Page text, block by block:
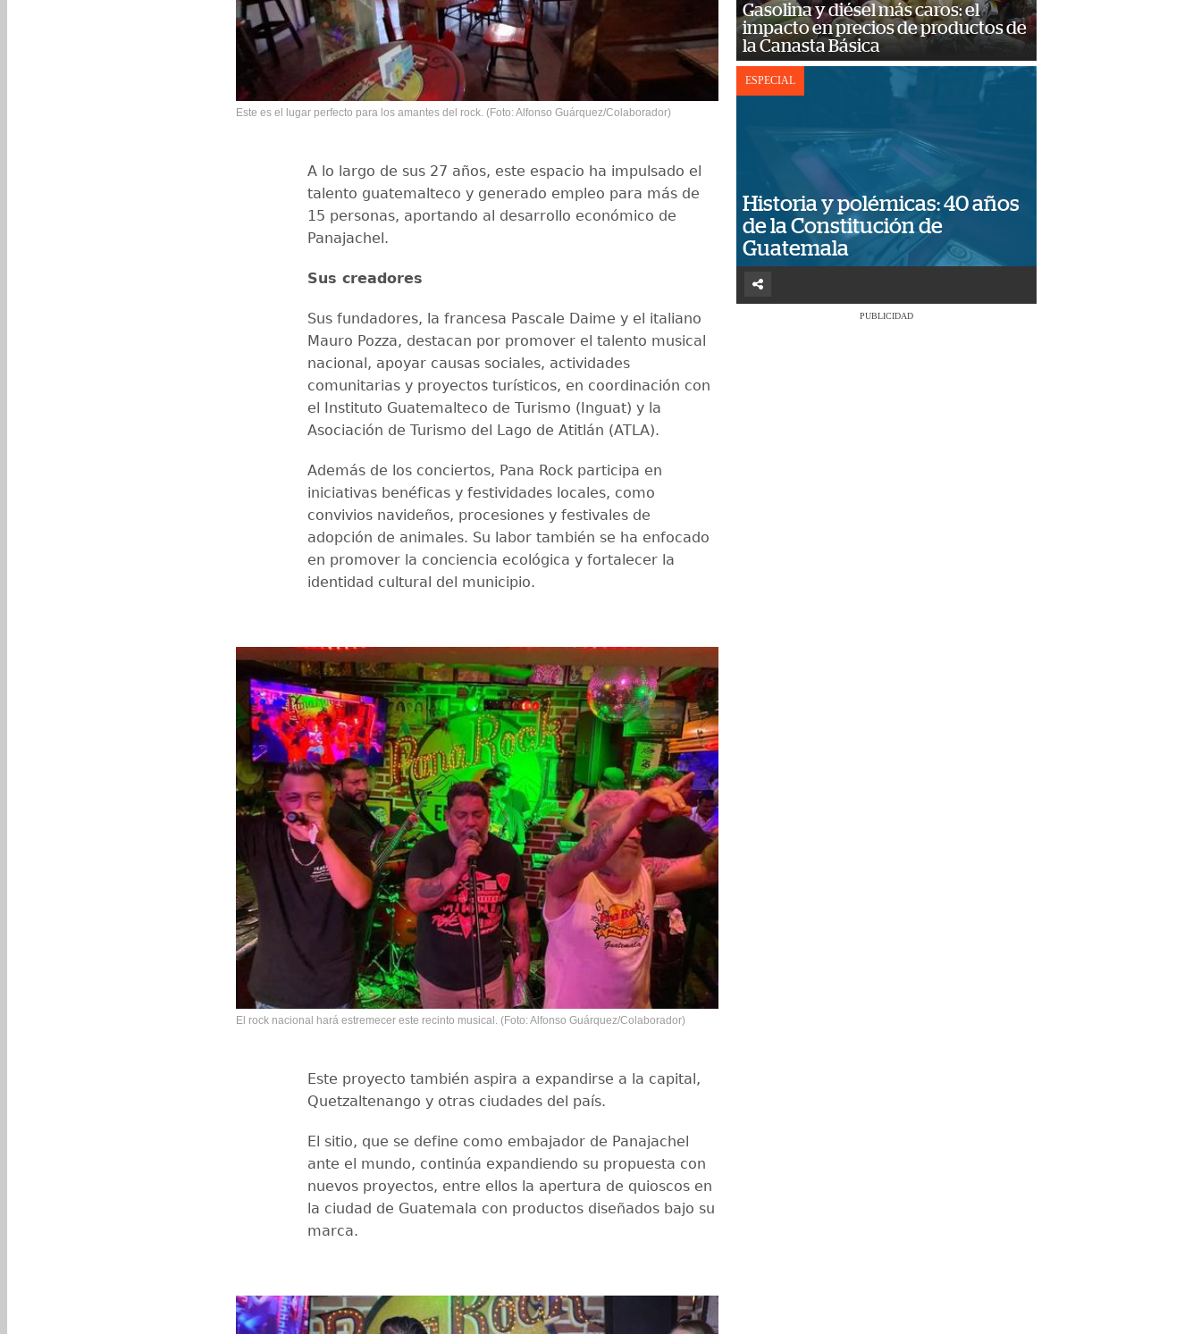
Este es el lugar perfecto para los amantes del rock. (Foto: Alfonso Guárquez/Colaborador)
A lo largo de sus 27 años, este espacio ha impulsado el
talento guatemalteco y generado empleo para más de
15 personas, aportando al desarrollo económico de
Panajachel.
Sus creadores
Sus fundadores, la francesa Pascale Daime y el italiano
Mauro Pozza, destacan por promover el talento musical
nacional, apoyar causas sociales, actividades
comunitarias y proyectos turísticos, en coordinación con
el Instituto Guatemalteco de Turismo (Inguat) y la
Asociación de Turismo del Lago de Atitlán (ATLA).
Además de los conciertos, Pana Rock participa en
iniciativas benéficas y festividades locales, como
convivios navideños, procesiones y festivales de
adopción de animales. Su labor también se ha enfocado
en promover la conciencia ecológica y fortalecer la
identidad cultural del municipio.
El rock nacional hará estremecer este recinto musical. (Foto: Alfonso Guárquez/Colaborador)
Este proyecto también aspira a expandirse a la capital,
Quetzaltenango y otras ciudades del país.
El sitio, que se define como embajador de Panajachel
ante el mundo, continúa expandiendo su propuesta con
nuevos proyectos, entre ellos la apertura de quioscos en
la ciudad de Guatemala con productos diseñados bajo su
marca.
Gasolina y diésel más caros: el
impacto en precios de productos de
la Canasta Básica
ESPECIAL
Historia y polémicas: 40 años
de la Constitución de
Guatemala
PUBLICIDAD